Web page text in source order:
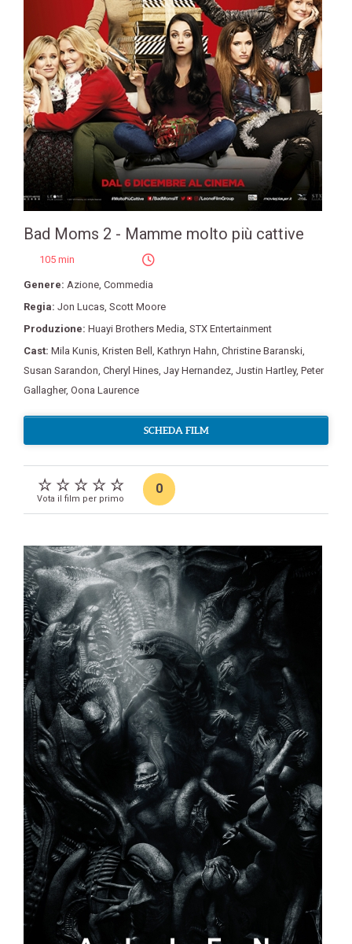
Bad Moms 2 - Mamme molto più cattive
105 min
Genere: Azione, Commedia
Regia: Jon Lucas, Scott Moore
Produzione: Huayi Brothers Media, STX Entertainment
Cast: Mila Kunis, Kristen Bell , Kathryn Hahn, Christine Baranski,
Susan Sarandon, Cheryl Hines, Jay Hernandez, Justin Hartley, Peter
Gallagher, Oona Laurence
SCHEDA FILM
Vota il film per primo
0